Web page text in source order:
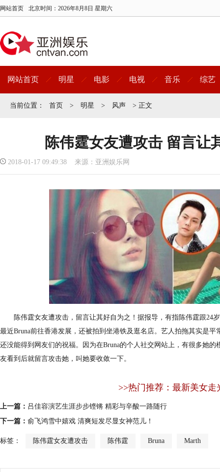
网站首页 北京时间： 2026年8月8日 星期六
网站首页 明星 电影 电视 音乐 综艺
当前位置： 首页 > 明星 > 风声 > 正文
陈伟霆女友遭攻击 留言让
2018-01-17 09:49:38 来源：亚洲娱乐网
陈伟霆女友遭攻击，留言让其好自为之！据报导，有指陈伟霆跟24岁
最近Bruna前往香港发展，还被拍到坐港铁及逛名店。艺人拍拖其实是平
还没能得到网友们的祝福。因为在Bruna的个人社交网站上，有很多她
友看到后就留言攻击她，叫她要收敛一下。
>>热门推荐：最新美女走
上一篇： 吕佳容演艺生涯步步铿锵 精彩与辛酸一路随行
下一篇： 俞飞鸿雪中嬉戏 清爽短发尽显女神范儿！
标签： 陈伟霆女友遭攻击 陈伟霆 Bruna Marth